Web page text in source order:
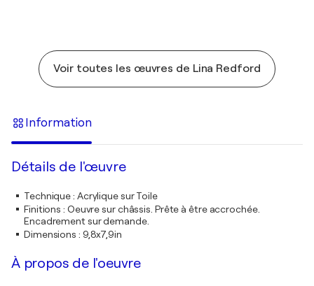
Voir toutes les œuvres de Lina Redford
Information
Détails de l'œuvre
Technique: Acrylique sur Toile
Finitions : Oeuvre sur châssis. Prête à être accrochée.
Encadrement sur demande.
Dimensions : 9,8x7,9in
À propos de l'oeuvre